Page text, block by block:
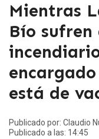
Mientras
Bío sufren
está de
Publicado por: Claudio
Publicado a las: 14:45